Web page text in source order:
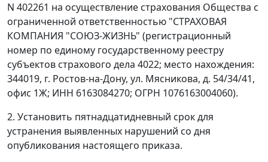
N 402261 на осуществление страхования Общества с
ограниченной ответственностью "СТРАХОВАЯ
КОМПАНИЯ "СОЮЗ-ЖИЗНЬ" (регистрационный
номер по единому государственному реестру
субъектов страхового дела 4022; место нахождения:
344019, г. Ростов-на-Дону, ул. Мясникова, д. 54/34/41,
офис 1Ж; ИНН 6163084270; ОГРН 1076163004060).
2. Установить пятнадцатидневный срок для
устранения выявленных нарушений со дня
опубликования настоящего приказа.